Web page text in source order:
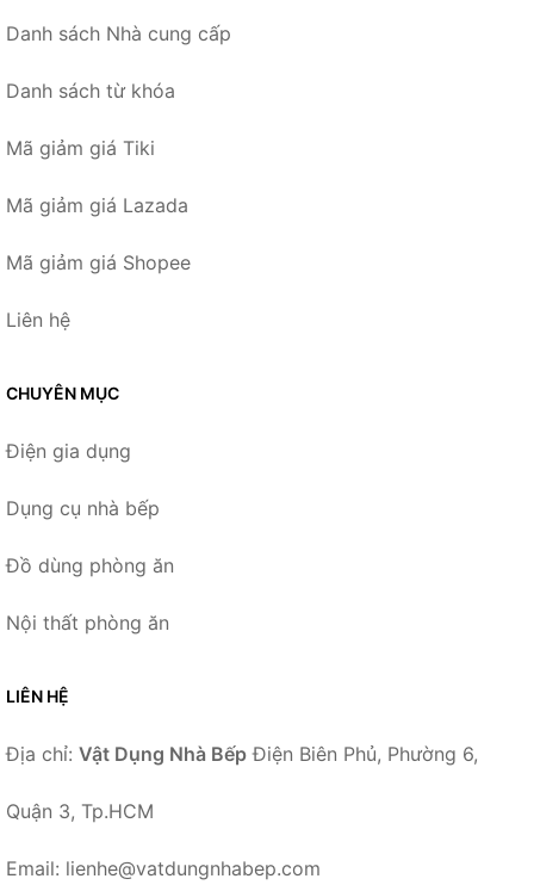
Danh sách Nhà cung cấp
Danh sách từ khóa
Mã giảm giá Tiki
Mã giảm giá Lazada
Mã giảm giá Shopee
Liên hệ
CHUYÊN MỤC
Điện gia dụng
Dụng cụ nhà bếp
Đồ dùng phòng ăn
Nội thất phòng ăn
LIÊN HỆ
Địa chỉ: Vật Dụng Nhà Bếp Điện Biên Phủ, Phường 6,
Quận 3, Tp.HCM
Email: lienhe@vatdungnhabep.com